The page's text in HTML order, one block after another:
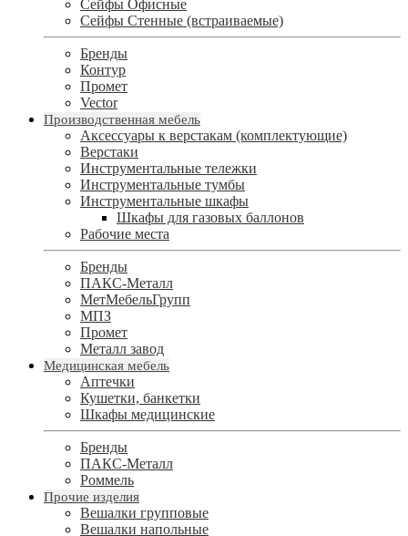
Сейфы Офисные
Сейфы Стенные (встраиваемые)
Бренды
Контур
Промет
Vector
Производственная мебель
Аксессуары к верстакам (комплектующие)
Верстаки
Инструментальные тележки
Инструментальные тумбы
Инструментальные шкафы
Шкафы для газовых баллонов
Рабочие места
Бренды
ПАКС-Металл
МетМебельГрупп
МПЗ
Промет
Металл завод
Медицинская мебель
Аптечки
Кушетки, банкетки
Шкафы медицинские
Бренды
ПАКС-Металл
Роммель
Прочие изделия
Вешалки групповые
Вешалки напольные